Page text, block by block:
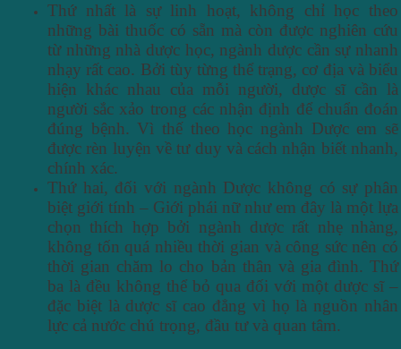
Thứ nhất là sự linh hoạt, không chỉ học theo
những bài thuốc có sẵn mà còn được nghiên cứu
từ những nhà dược học, ngành dược cần sự nhanh
nhạy rất cao. Bởi tùy từng thể trạng, cơ địa và biểu
hiện khác nhau của mỗi người, dược sĩ cần là
người sắc xảo trong các nhận định để chuẩn đoán
đúng bệnh. Vì thế theo học ngành Dược em sẽ
được rèn luyện về tư duy và cách nhận biết nhanh,
chính xác.
Thứ hai, đối với ngành Dược không có sự phân
biệt giới tính – Giới phái nữ như em đây là một lựa
chọn thích hợp bởi ngành dược rất nhẹ nhàng,
không tốn quá nhiều thời gian và công sức nên có
thời gian chăm lo cho bản thân và gia đình. Thứ
ba là đều không thể bỏ qua đối với một dược sĩ –
đặc biệt là dược sĩ cao đẳng vì họ là nguồn nhân
lực cả nước chú trọng, đầu tư và quan tâm.